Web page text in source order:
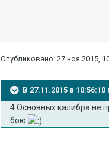
Опубликовано:27 ноя 2015,
В 27.11.2015 в
4 Основных калибра не
бою